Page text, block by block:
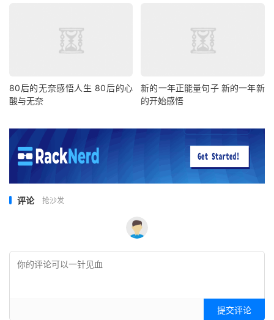
80后的无奈感悟人生 80后的心
酸与无奈
新的一年正能量句子 新的一年新
的开始感悟
评论 抢沙发
提交评论